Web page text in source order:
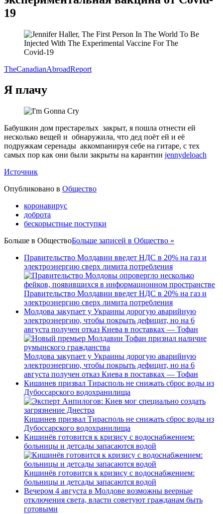
19
TheCanadianAbroadReport
Я плачу
Бабушкин дом престарелых закрыт, я пошла отнести ей
несколько вещей и обнаружила, что дед поёт ей и её
подружкам серенады аккомпанируя себе на гитаре, с тех
самых пор как они были закрыты на карантин jennydeloach
Источник
Опубликовано в Общество
коронавирус
доброта
бескорыстные поступки
Больше в ОбществоБольше записей в Общество »
Правительство Молдавии введет НДС в 20% на газ и
электроэнергию сверх лимита потребления
Правительство Молдавии введет НДС в 20% на газ и
электроэнергию сверх лимита потребления
Молдова закупает у Украины дорогую аварийную
электроэнергию, чтобы покрыть дефицит, но на 6
августа получен отказ Киева в поставках — Тофан
Молдова закупает у Украины дорогую аварийную
электроэнергию, чтобы покрыть дефицит, но на 6
августа получен отказ Киева в поставках — Тофан
Кишинев призвал Тирасполь не снижать сброс воды из
Дубоссарского водохранилища
Кишинев призвал Тирасполь не снижать сброс воды из
Дубоссарского водохранилища
Кишинёв готовится к кризису с водоснабжением:
больницы и детсады запасаются водой
Кишинёв готовится к кризису с водоснабжением:
больницы и детсады запасаются водой
Вечером 4 августа в Молдове возможны веерные
отключения света, власти советуют гражданам быть
готовыми